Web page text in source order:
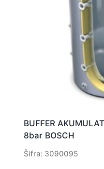
BUFFER
8bar BOSCH
Šifra: 3090095